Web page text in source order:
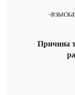
-
Причина